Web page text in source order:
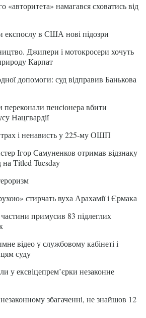
«авторитета» намагався сховатись від
в США нові підозри
Джипери і мотокросери хочуть
Карпат
допомоги: суд відправив Банькова
переконали пенсіонера вбити
Нацгвардії
і ненависть у 225-му ОШП
Ігор Самуненков отримав відзнаку
на Titled Tuesday
стирчать вуха Арахамії і Єрмака
примусив 83 підлеглих
відео у службовому кабінеті і
суду
ексвіцепрем’єрки незаконне
збагаченні, не знайшов 12